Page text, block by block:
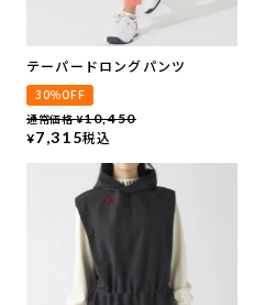
テーパードロングパンツ
30％OFF
通常価格 ¥10,450
¥7,315税込